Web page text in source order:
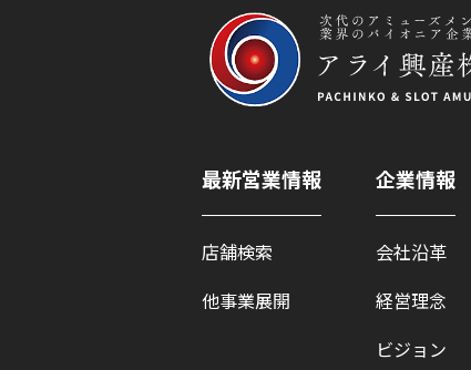
最新営業情報
店舗検索
他事業展開
企業情報
会社沿革
経営理念
ビジョン